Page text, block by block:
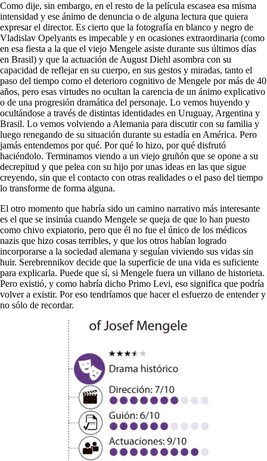
Como dije, sin embargo, en el resto de la película escasea esa misma
intensidad y ese ánimo de denuncia o de alguna lectura que quiera
expresar el director. Es cierto que la fotografía en blanco y negro de
Vladislav Opelyants es impecable y en ocasiones extraordinaria (como
en esa fiesta a la que el viejo Mengele asiste durante sus últimos días
en Brasil) y que la actuación de August Diehl asombra con su
capacidad de reflejar en su cuerpo, en sus gestos y miradas, tanto el
paso del tiempo como el deterioro cognitivo de Mengele por más de 40
años, pero esas virtudes no ocultan la carencia de un ánimo explicativo
o de una progresión dramática del personaje. Lo vemos huyendo y
ocultándose a través de distintas identidades en Uruguay, Argentina y
Brasil. Lo vemos volviendo a Alemania para discutir con su familia y
luego renegando de su situación durante su estadía en América. Pero
jamás entendemos por qué. Por qué lo hizo, por qué disfrutó
haciéndolo. Terminamos viendo a un viejo gruñón que se opone a su
decrepitud y que pelea con su hijo por unas ideas en las que sigue
creyendo, sin que el contacto con otras realidades o el paso del tiempo
lo transforme de forma alguna.
El otro momento que habría sido un camino narrativo más interesante
es el que se insinúa cuando Mengele se queja de que lo han puesto
como chivo expiatorio, pero que él no fue el único de los médicos
nazis que hizo cosas terribles, y que los otros habían logrado
incorporarse a la sociedad alemana y seguían viviendo sus vidas sin
huir. Serebrennikov decide que la superficie de una vida es suficiente
para explicarla. Puede que sí, si Mengele fuera un villano de historieta.
Pero existió, y como habría dicho Primo Levi, eso significa que podría
volver a existir. Por eso tendríamos que hacer el esfuerzo de entender y
no sólo de recordar.